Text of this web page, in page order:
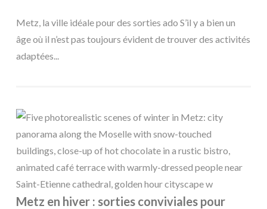
Metz, la ville idéale pour des sorties ado S’il y a bien un
âge où il n’est pas toujours évident de trouver des activités
adaptées...
Metz en hiver : sorties conviviales pour